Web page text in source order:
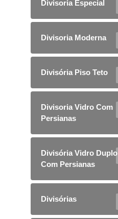
Divisoria Especial
Divisoria Moderna
Divisória Piso Teto
Divisoria Vidro Com
Persianas
Divisória Vidro Duplo
Com Persianas
Divisórias